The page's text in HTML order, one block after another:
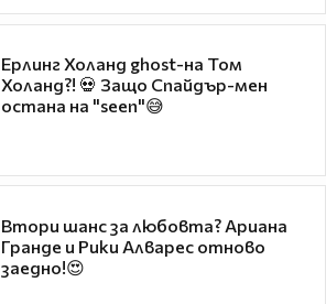
Ерлинг Холанд ghost-на Том
Холанд?! 💀 Защо Спайдър-мен
остана на "seen"😅
Втори шанс за любовта? Ариана
Гранде и Рики Алварес отново
заедно!😍